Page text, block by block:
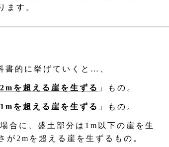
ます。
書的に挙げていくと…、
2mを超える崖を生ずる 」もの。
1mを超える崖を生ずる 」もの。
合に、盛土部分は1m以下の崖を生
が2mを超える崖を生ずるもの。